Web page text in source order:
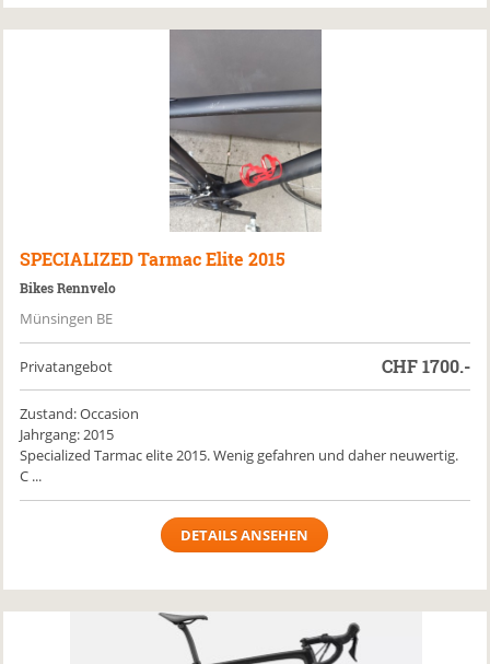
SPECIALIZED Tarmac Elite 2015
Bikes Rennvelo
Münsingen BE
Privatangebot CHF1700.-
Zustand: Occasion
Jahrgang: 2015
Specialized Tarmac elite 2015. Wenig gefahren und daher neuwertig.
C ...
DETAILS ANSEHEN